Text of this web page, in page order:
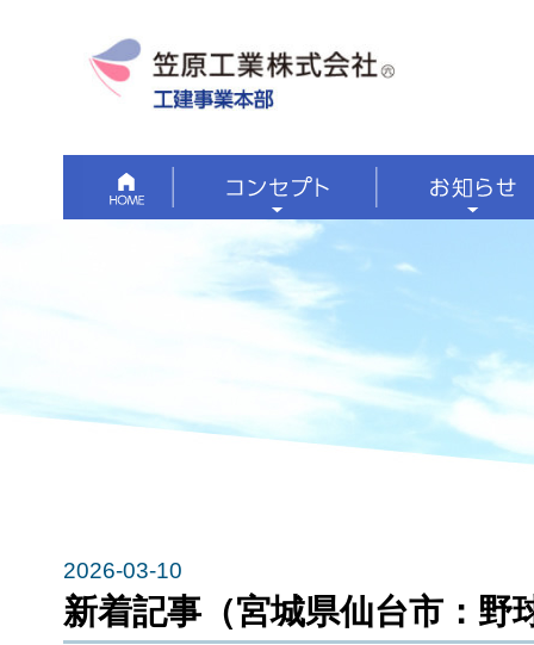
2026-03-10
新着記事（宮城県仙台市：野